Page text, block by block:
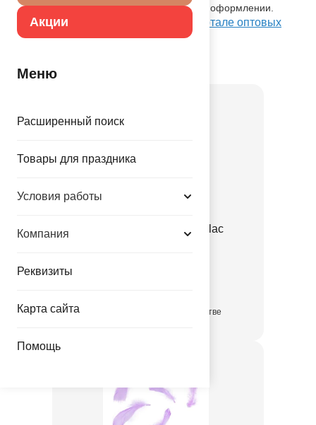
Акции
Меню
Расширенный поиск
Товары для праздника
Условия работы
Компания
Реквизиты
Карта сайта
Помощь
Предназначенный для использования в оформлении.
Посмотреть Е 12" Хром Purple на Портале оптовых
закупок
Е 12" Пастель Retro Lilac
в достаточном количестве